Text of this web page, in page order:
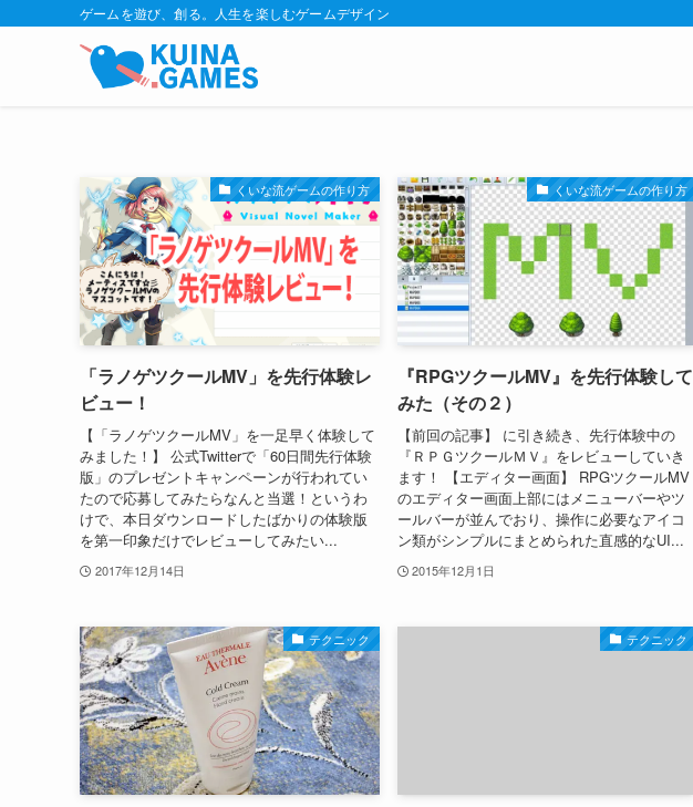
ゲームを遊び、創る。人生を楽しむゲームデザイン
くいな流ゲームの作り方
「ラノゲツクールMV」を先行体験レ
ビュー！
【「ラノゲツクールMV」を一足早く体験して
みました！】 公式Twitterで「60日間先行体験
版」のプレゼントキャンペーンが行われてい
たので応募してみたらなんと当選！というわ
けで、本日ダウンロードしたばかりの体験版
を第一印象だけでレビューしてみたい...
2017年12月14日
くいな流ゲームの作り方
『RPGツクールMV』を先行体験して
みた（その２）
【前回の記事】 に引き続き、先行体験中の
『ＲＰＧツクールＭＶ』をレビューしていき
ます！ 【エディター画面】 RPGツクールMV
のエディター画面上部にはメニューバーやツ
ールバーが並んでおり、操作に必要なアイコ
ン類がシンプルにまとめられた直感的なUI...
2015年12月1日
テクニック テクニック